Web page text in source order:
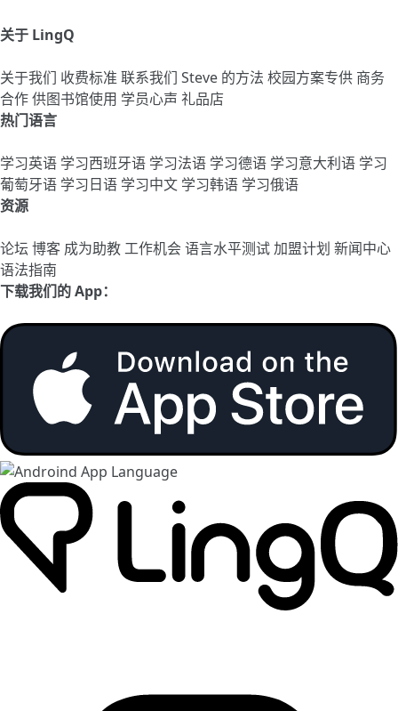
关于 LingQ
关于我们 收费标准 联系我们 Steve 的方法 校园方案专供 商务
合作供图书馆使用 学员心声 礼品店
热门语言
学习英语 学习西班牙语 学习法语 学习德语 学习意大利语 学习
葡萄牙语 学习日语 学习中文 学习韩语 学习俄语
资源
论坛 博客 成为助教工作机会语言水平测试加盟计划 新闻中心
语法指南
下载我们的 App：